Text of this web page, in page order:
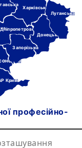
Дніпропетровська
Донецька
Харківська
Крим
Луганська
Запорізька
професійно-